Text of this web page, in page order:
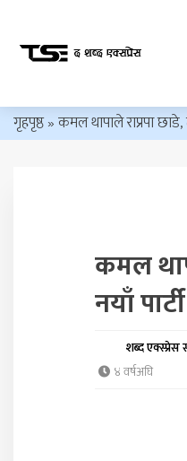
गृहपृष्ठ»कमल थापाले राप्रपा
कमल
नयाँ
शब्द एक्स्प्रेस
४ वर्षअघि